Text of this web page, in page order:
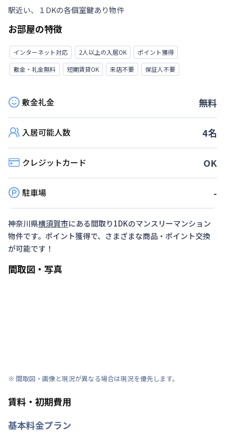
駅近い、１DKの各個室鍵あり物件
お部屋の特徴
インターネット対応 2人以上の入居OK
ポイント獲得
敷金・礼金無料
短期賃貸OK 来店不要 保証人不要
敷金礼金 無料
入居可能人数 4名
クレジットカード OK
駐車場 -
神奈川県横須賀市にある間取り1DKのマンスリーマンション
物件です。ポイント獲得で、さまざまな商品・ポイント交換
が可能です！
間取図・写真
※ 間取図・画像と現況が異なる場合は現況を優先します。
賃料・初期費用
基本料金プラン